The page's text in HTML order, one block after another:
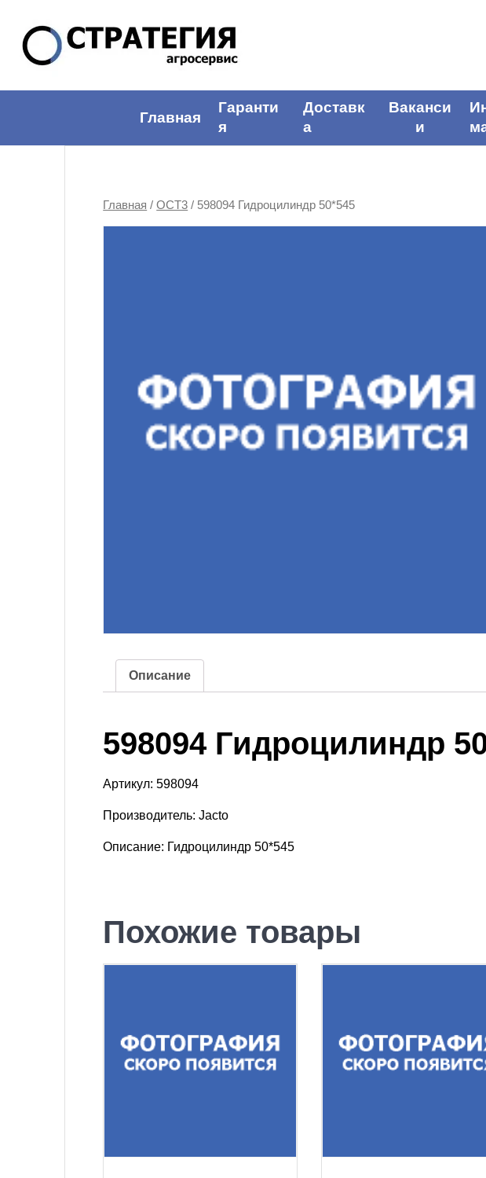
Главная
Гаранти
я
Доставк
а
Ваканси
и
Главная /ОСТ3 / 598094 Гидроцилиндр 50*545
Описание
598094 Гидроцилиндр
Артикул: 598094
Производитель: Jacto
Описание: Гидроцилиндр 50*545
Похожие товары